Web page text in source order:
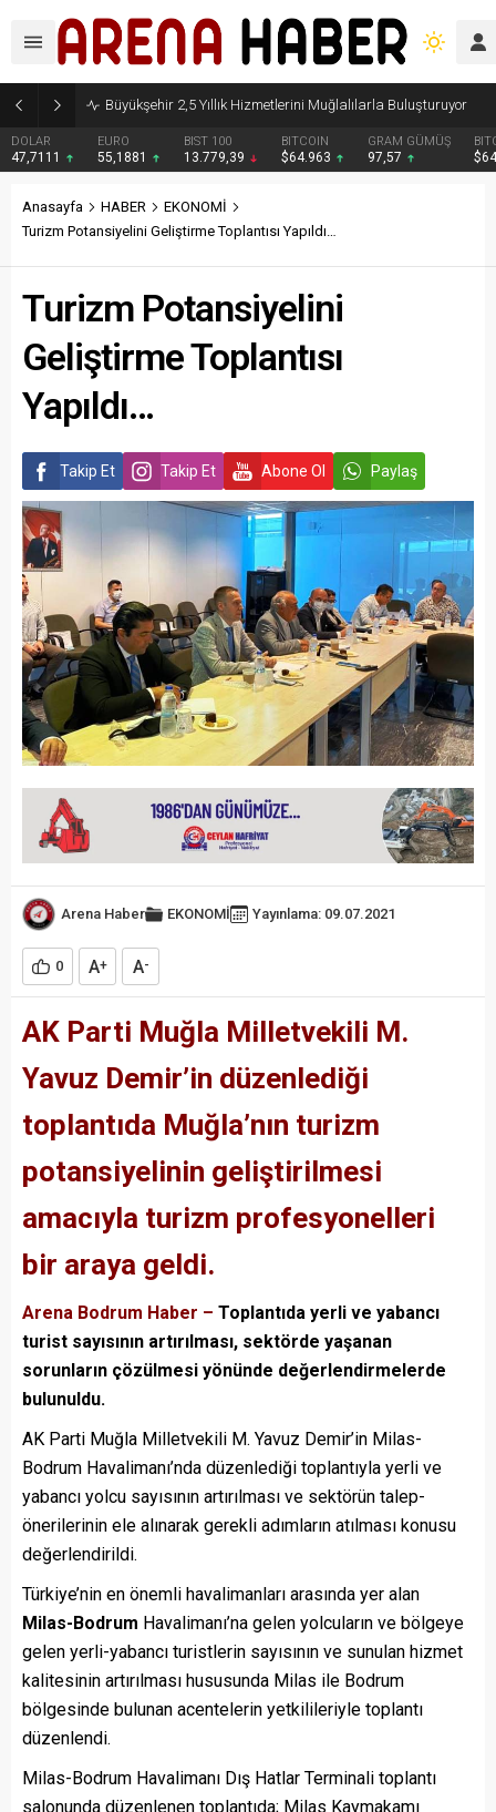
Büyükşehir 2,5 Yıllık Hizmetlerini Muğlalılarla Buluşturuyor
DOLAR
47,7111
EURO
55,1881
BIST 100
13.779,39
BITCOIN
$64.963
GRAM GÜMÜŞ
97,57
Anasayfa HABER
EKONOMİ
Turizm Potansiyelini Geliştirme Toplantısı Yapıldı…
Turizm Potansiyelini
Geliştirme Toplantısı
Yapıldı…
Takip Et Takip Et Abone Ol Paylaş
Arena Haber EKONOMİ Yayınlama: 09.07.2021
0 A+ A-
AK Parti Muğla Milletvekili M.
Yavuz Demir’in düzenlediği
toplantıda Muğla’nın turizm
potansiyelinin geliştirilmesi
amacıyla turizm profesyonelleri
bir araya geldi.
Arena Bodrum Haber – Toplantıda yerli ve yabancı
turist sayısının artırılması, sektörde yaşanan
sorunların çözülmesi yönünde değerlendirmelerde
bulunuldu.
AK Parti Muğla Milletvekili M. Yavuz Demir’in Milas-
Bodrum Havalimanı’nda düzenlediği toplantıyla yerli ve
yabancı yolcu sayısının artırılması ve sektörün talep-
önerilerinin ele alınarak gerekli adımların atılması konusu
değerlendirildi.
Türkiye’nin en önemli havalimanları arasında yer alan
Milas-Bodrum Havalimanı’na gelen yolcuların ve bölgeye
gelen yerli-yabancı turistlerin sayısının ve sunulan hizmet
kalitesinin artırılması hususunda Milas ile Bodrum
bölgesinde bulunan acentelerin yetkilileriyle toplantı
düzenlendi.
Milas-Bodrum Havalimanı Dış Hatlar Terminali toplantı
salonunda düzenlenen toplantıda; Milas Kaymakamı